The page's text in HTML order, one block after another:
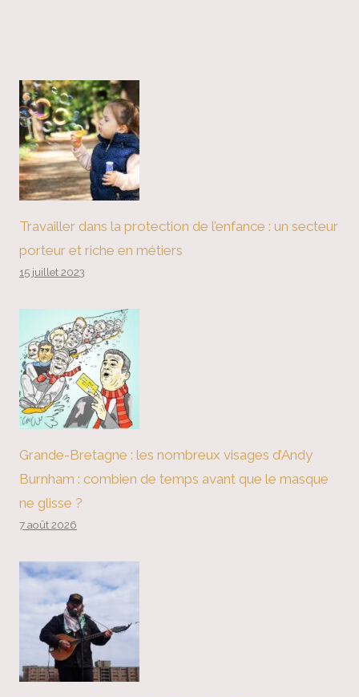
Travailler dans la protection de l’enfance : un secteur
porteur et riche en métiers
15 juillet 2023
Grande-Bretagne : les nombreux visages d’Andy
Burnham : combien de temps avant que le masque
ne glisse ?
7 août 2026